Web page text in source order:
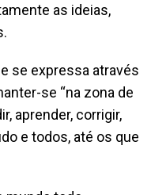
as ideias,
se expressa através
se “na zona de
aprender, corrigir,
e todos, até os que